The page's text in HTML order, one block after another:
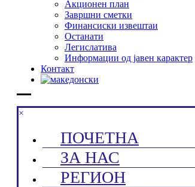
Акционен план
Завршни сметки
Финансиски извештаи
Останати
Легислатива
Информации од јавен карактер
Контакт
×
ПОЧЕТНА
ЗА НАС
РЕГИОН